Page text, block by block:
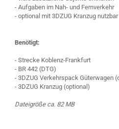
- Aufgaben im Nah- und Fernverkehr
- optional mit 3DZUG Kranzug nutzbar
Benötigt:
- Strecke Koblenz-Frankfurt
- BR 442 (DTG)
- 3DZUG Verkehrspack Güterwagen
- 3DZUG Kranzug (optional)
Dateigröße ca. 82 MB